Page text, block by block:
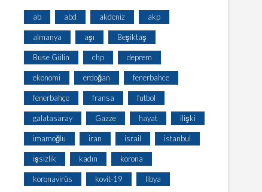
ab abd akdeniz akp
almanya aşı Beşiktaş
Buse Gülin chp deprem
ekonomi erdoğan fenerbahce
fenerbahçe fransa futbol
galatasaray Gazze hayat ilişki
imamoğlu iran israil istanbul
işsizlik kadın korona
koronavirüs kovit-19 libya